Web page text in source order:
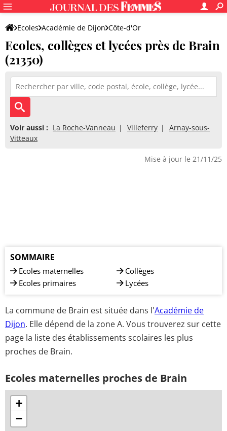
Ecoles Académie de Dijon Côte-d'Or
Ecoles, collèges et lycées près de Brain
(21350)
Voir aussi : La Roche-Vanneau Villeferry
Arnay-sous-
Vitteaux
Mise à jour le 21/11/25
SOMMAIRE
Ecoles maternelles
Ecoles primaires
Collèges
Lycées
La commune de Brain est située dans l'Académie de
Dijon. Elle dépend de la zone A. Vous trouverez sur cette
page la liste des établissements scolaires les plus
proches de Brain.
Ecoles maternelles proches de Brain
+
−